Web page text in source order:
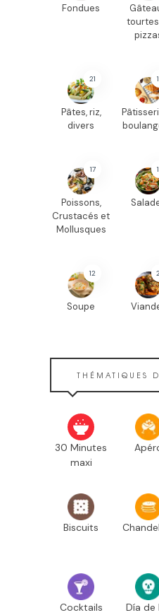
Fondues
21
Pâtes, riz,
divers
17
Poissons,
Crustacés et
Mollusques
12
Soupe
THÉMATIQUES
30 Minutes
maxi
Biscuits
Cocktails
Día de